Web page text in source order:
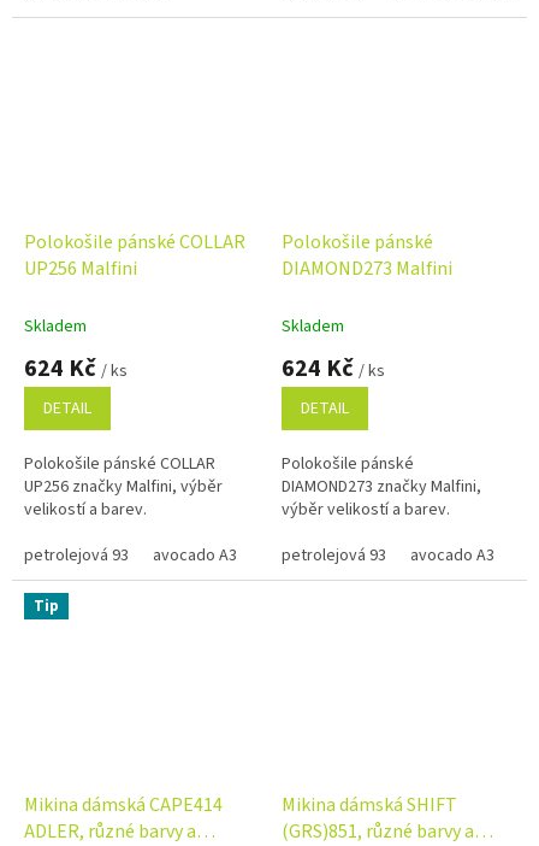
Polokošile pánské COLLAR
UP256 Malfini
Skladem
624 Kč / ks
DETAIL
Polokošile pánské COLLAR
UP256 značky Malfini, výběr
velikostí a barev.
petrolejová 93
avocado A3 vanilla antracitová
Polokošile pánské
DIAMOND273 Malfini
Skladem
624 Kč / ks
DETAIL
Polokošile pánské
DIAMOND273 značky Malfini,
výběr velikostí a barev.
petrolejová 93
avocado A3
Tip
Mikina dámská CAPE414
ADLER, různé barvy a
Mikina dámská SHIFT
(GRS)851, různé barvy a